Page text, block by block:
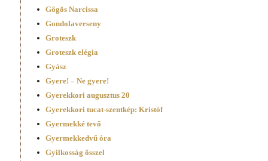
Gőgös Narcissa
Gondolaverseny
Groteszk
Groteszk elégia
Gyász
Gyere! – Ne gyere!
Gyerekkori augusztus 20
Gyerekkori tucat-szentkép: Kristóf
Gyermekké tevő
Gyermekkedvű óra
Gyilkosság ősszel